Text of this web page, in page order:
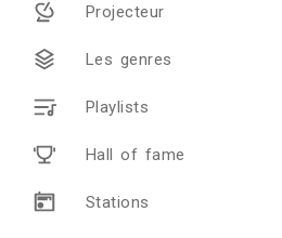
Projecteur
Les genres
Playlists
Hall of fame
Stations